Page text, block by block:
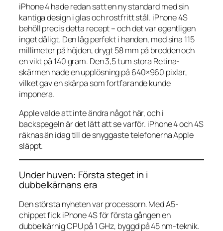
iPhone 4 hade redan satt en ny standard med sin
kantiga design i glas och rostfritt stål. iPhone 4S
behöll precis detta recept – och det var egentligen
inget dåligt. Den låg perfekt i handen, med sina 115
millimeter på höjden, drygt 58 mm på bredden och
en vikt på 140 gram. Den 3,5 tum stora Retina-
skärmen hade en upplösning på 640×960 pixlar,
vilket gav en skärpa som fortfarande kunde
imponera.
Apple valde att inte ändra något här, och i
backspegeln är det lätt att se varför. iPhone 4 och 4S
räknas än idag till de snyggaste telefonerna Apple
släppt.
Under huven: Första steget in i
dubbelkärnans era
Den största nyheten var processorn. Med A5-
chippet fick iPhone 4S för första gången en
dubbelkärnig CPU på 1 GHz, byggd på 45 nm-teknik.